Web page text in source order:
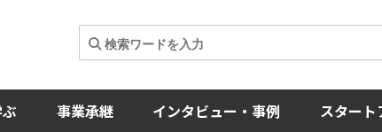
事業承継 インタビュー・事例 スタート